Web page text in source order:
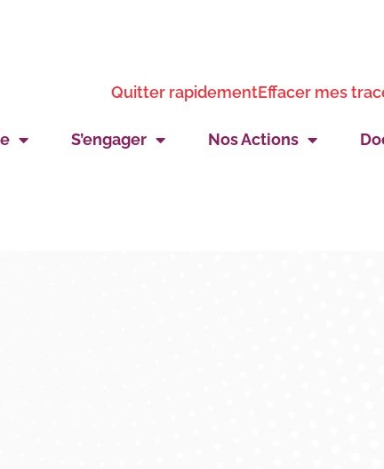
Quitter rapidementEffacer mes
S’engager Nos Actions